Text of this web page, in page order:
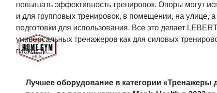
повышать эффективность тренировок. Опоры могут
и для групповых тренировок, в помещении, на улице,
подготовки для использования. Все это делает
универсальных тренажеров как для силовых
гибкости.
Лучшее оборудование в категории